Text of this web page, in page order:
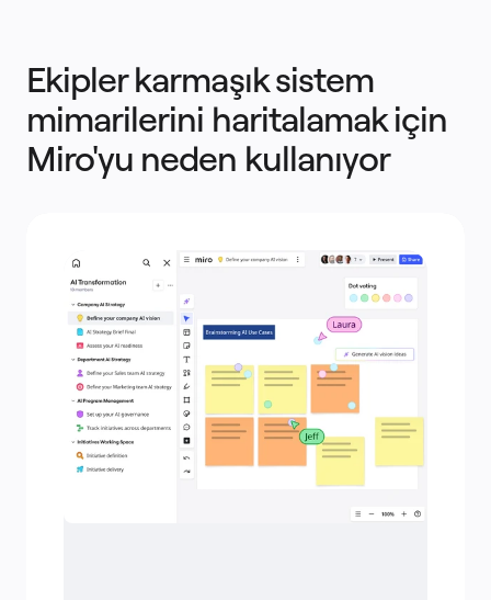
Ekipler karmaşık sistem
mimarilerini haritalamak için
Miro'yu neden kullanıyor